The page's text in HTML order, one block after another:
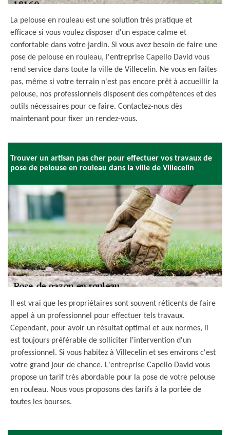
La pelouse en rouleau est une solution très pratique et
efficace si vous voulez disposer d'un espace calme et
confortable dans votre jardin. Si vous avez besoin de faire une
pose de pelouse en rouleau, l'entreprise Capello David vous
rend service dans toute la ville de Villecelin. Ne vous en faites
pas, même si votre terrain n'est pas encore prêt à accueillir la
pelouse, nos professionnels disposent des compétences et des
outils nécessaires pour ce faire. Contactez-nous dès
maintenant pour fixer un rendez-vous.
Trouver un artisan pas cher pour effectuer vos travaux de
pose de pelouse en rouleau dans la ville de Villecelin
Il est vrai que les propriétaires sont souvent réticents de faire
appel à un professionnel pour effectuer tels travaux.
Cependant, pour avoir un résultat optimal et aux normes, il
est toujours préférable de solliciter l'intervention d'un
professionnel. Si vous habitez à Villecelin et ses environs c'est
votre grand jour de chance. L'entreprise Capello David vous
propose un tarif très abordable pour la pose de votre pelouse
en rouleau. Nous vous proposons des tarifs à la portée de
toutes les bourses.